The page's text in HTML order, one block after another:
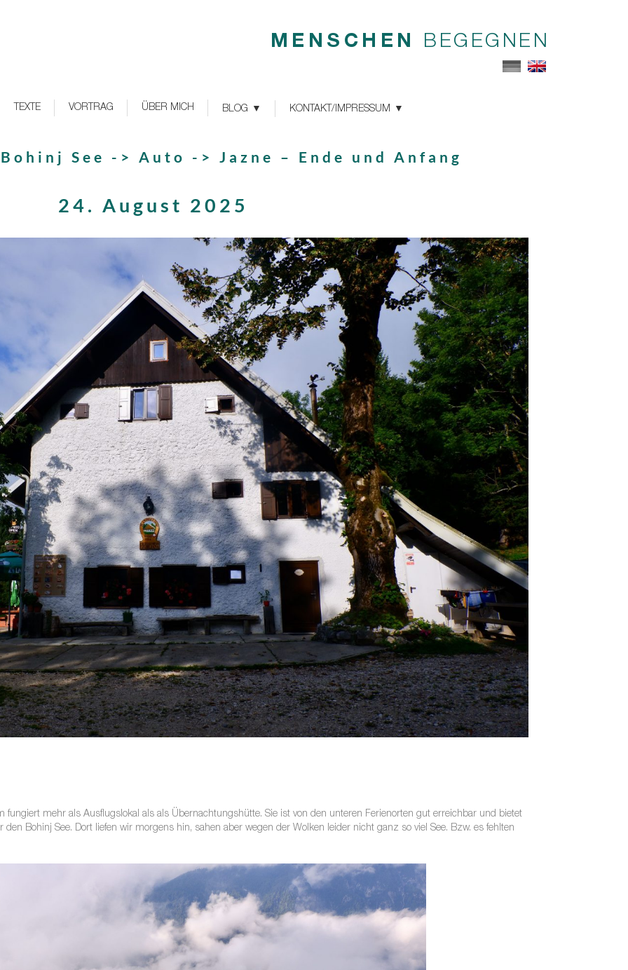
MENSCHEN BEGEGNEN
TEXTE VORTRAG ÜBER MICH BLOG KONTAKT/IMPRESSUM
See -> Auto -> Jazne – Ende und Anfang
24. August 2025
fungiert mehr als Ausflugslokal als als Übernachtungshütte. Sie ist von den unteren Ferienorten gut erreichbar und bietet
Bohinj See. Dort liefen wir morgens hin, sahen aber wegen der Wolken leider nicht ganz so viel See. Bzw. es fehlten